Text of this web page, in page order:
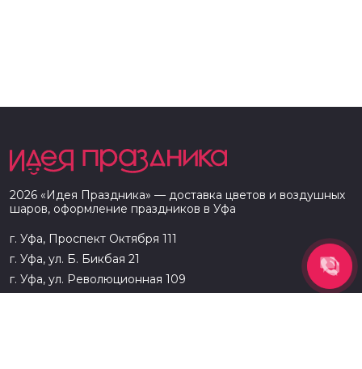
2026 «Идея Праздника» — доставка цветов и воздушных
шаров, оформление праздников в Уфа
г. Уфа, Проспект Октября 111
г. Уфа, ул. Б. Бикбая 21
г. Уфа, ул. Революционная 109